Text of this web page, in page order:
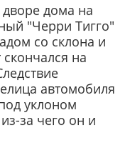
дома на
"Черри Тигго"
со склона и
на
автомобиля
уклоном
за чего он и